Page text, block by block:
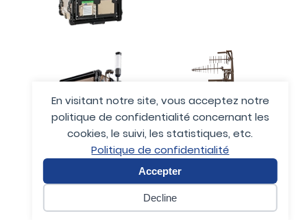
En visitant notre site, vous acceptez notre
politique de confidentialité concernant les
cookies, le suivi, les statistiques, etc.
Politique de confidentialité
Accepter
Decline